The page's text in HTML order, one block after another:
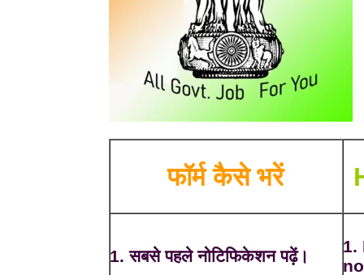
फॉर्म कैसे भरें
1. सबसे पहले नोटिफिकेशन पढ़ें।
1.